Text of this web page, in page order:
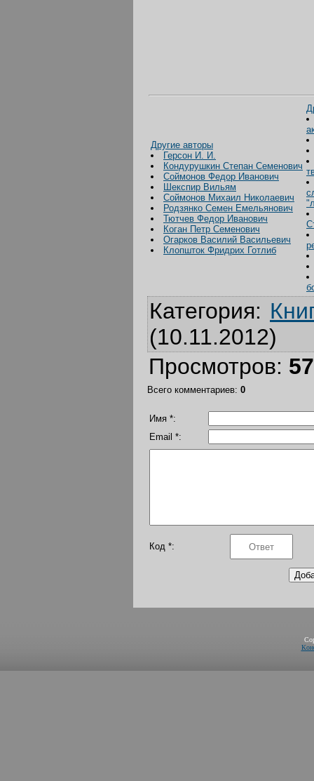
Другие авторы
Герсон И. И.
Кондурушкин Степан Семенович
Соймонов Федор Иванович
Шекспир Вильям
Соймонов Михаил Николаевич
Родзянко Семен Емельянович
Тютчев Федор Иванович
Коган Петр Семенович
Огарков Василий Васильевич
Клопшток Фридрих Готлиб
Категория:
(10.11.2012)
Просмотров:
Всего комментариев: 0
Имя *:
Email *:
Код *: